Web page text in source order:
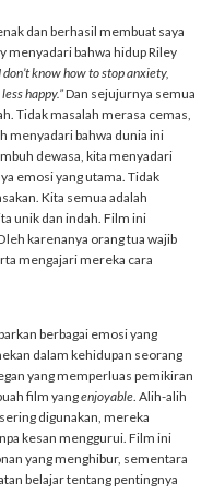
dan berhasil membuat saya
menyadari bahwa hidup Riley
don’t know how to stop anxiety,
happy.”Dan sejujurnya semua
Tidak masalah merasa cemas,
menyadari bahwa dunia ini
dewasa, kita menyadari
emosi yang utama. Tidak
Kita semua adalah
unik dan indah. Film ini
karenanya orang tua wajib
mengajari mereka cara
berbagai emosi yang
dalam kehidupan seorang
yang memperluas pemikiran
film yangenjoyable. Alih-alih
digunakan, mereka
kesan menggurui. Film ini
yang menghibur, sementara
belajar tentang pentingnya